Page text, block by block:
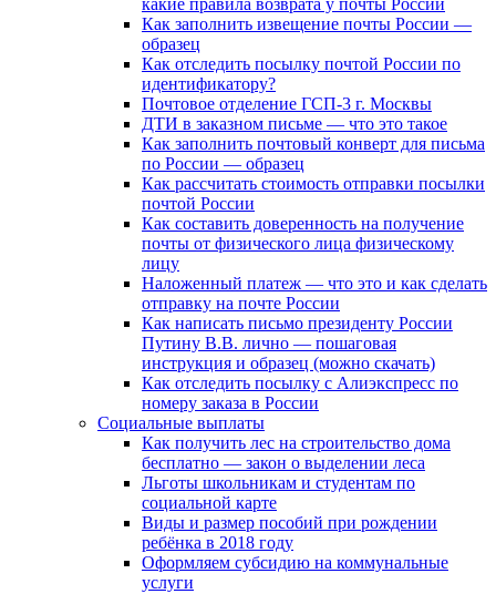
какие правила возврата у почты России
Как заполнить извещение почты России —
образец
Как отследить посылку почтой России по
идентификатору?
Почтовое отделение ГСП-3 г. Москвы
ДТИ в заказном письме — что это такое
Как заполнить почтовый конверт для письма
по России — образец
Как рассчитать стоимость отправки посылки
почтой России
Как составить доверенность на получение
почты от физического лица физическому
лицу
Наложенный платеж — что это и как сделать
отправку на почте России
Как написать письмо президенту России
Путину В.В. лично — пошаговая
инструкция и образец (можно скачать)
Как отследить посылку с Алиэкспресс по
номеру заказа в России
Социальные выплаты
Как получить лес на строительство дома
бесплатно — закон о выделении леса
Льготы школьникам и студентам по
социальной карте
Виды и размер пособий при рождении
ребёнка в 2018 году
Оформляем субсидию на коммунальные
услуги